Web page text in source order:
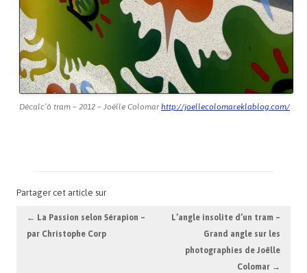
Décalc’ô tram – 2012 – Joëlle Colomarhttp://joellecolomar.eklablog.com/
Partager cet article sur
Navigation des articles
← La Passion selon Sérapion –
par Christophe Corp
L’angle insolite d’un tram –
Grand angle sur les
photographies de Joëlle
Colomar →